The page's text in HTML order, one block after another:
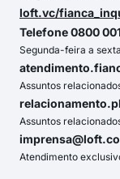
loft.vc/
Telefone 0800
Segunda-feira a
Assuntos
Assuntos
Atendimento